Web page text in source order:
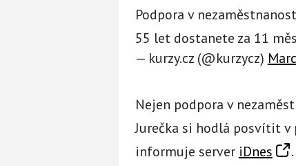
Podpora v
55 let dostanete za 11
— kurzy.cz (@kurzycz)
Nejen podpora v
Jurečka si hodlá posvítit
informuje server iDnes